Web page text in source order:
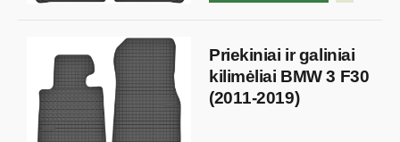
Priekiniai ir galiniai
kilimėliai BMW 3 F30
(2011-2019)